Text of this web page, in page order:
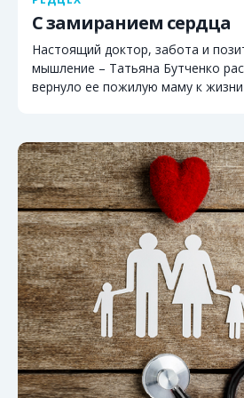
С замиранием сердца
Настоящий доктор, забота и
мышление – Татьяна Бутченко
вернуло ее пожилую маму к жизни